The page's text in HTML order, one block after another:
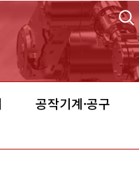
공작기계·공구